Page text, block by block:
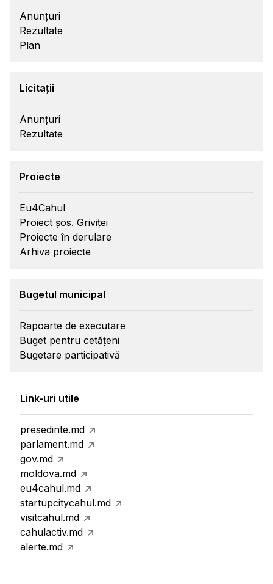
Anunțuri
Rezultate
Plan
Licitații
Anunțuri
Rezultate
Proiecte
Eu4Cahul
Proiect șos. Griviței
Proiecte în derulare
Arhiva proiecte
Bugetul municipal
Rapoarte de executare
Buget pentru cetățeni
Bugetare participativă
Link-uri utile
presedinte.md
parlament.md
gov.md
moldova.md
eu4cahul.md
startupcitycahul.md
visitcahul.md
cahulactiv.md
alerte.md